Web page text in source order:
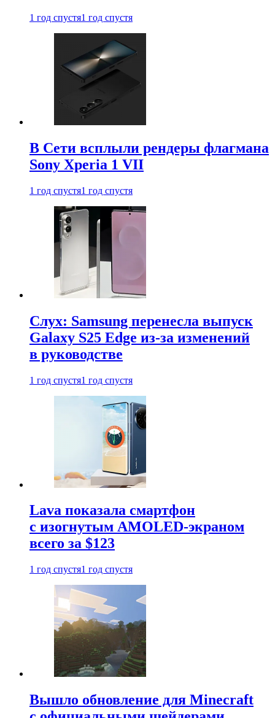
1 год спустя1 год спустя
В Сети всплыли рендеры флагмана
Sony Xperia 1 VII
1 год спустя1 год спустя
Слух: Samsung перенесла выпуск
Galaxy S25 Edge из-за изменений
в руководстве
1 год спустя1 год спустя
Lava показала смартфон
с изогнутым AMOLED-экраном
всего за $123
1 год спустя1 год спустя
Вышло обновление для Minecraft